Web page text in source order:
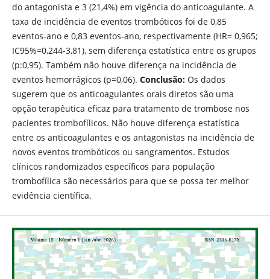
do antagonista e 3 (21,4%) em vigência do anticoagulante. A
taxa de incidência de eventos trombóticos foi de 0,85
eventos-ano e 0,83 eventos-ano, respectivamente (HR= 0,965;
IC95%=0,244-3,81), sem diferença estatística entre os grupos
(p:0,95). Também não houve diferença na incidência de
eventos hemorrágicos (p=0,06). Conclusão:Os dados
sugerem que os anticoagulantes orais diretos são uma
opção terapêutica eficaz para tratamento de trombose nos
pacientes trombofílicos. Não houve diferença estatística
entre os anticoagulantes e os antagonistas na incidência de
novos eventos trombóticos ou sangramentos. Estudos
clínicos randomizados específicos para população
trombofílica são necessários para que se possa ter melhor
evidência científica.